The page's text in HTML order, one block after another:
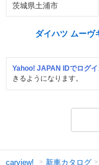
茨城県土浦市
ダイハツ ムーヴ
Yahoo! JAPAN IDでログイ
きるようになります。
carview! 新車カタログ